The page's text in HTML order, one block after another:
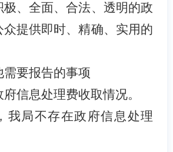
、全面、合法、透明的政
众提供即时、精确、实用的
需要报告的事项
府信息处理费收取情况。
我局不存在政府信息处理